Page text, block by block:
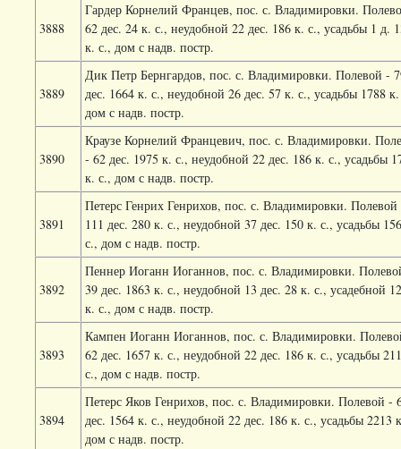
3888
Гардер Корнелий Францев, пос. с. Владимировки.
62 дес. 24 к. с., неудобной 22 дес. 186 к. с., усадьбы 1 д.
к. с., дом с надв. постр.
3889
Дик Петр Бернгардов, пос. с. Владимировки. Полевой -
дес. 1664 к. с., неудобной 26 дес. 57 к. с., усадьбы 1788
дом с надв. постр.
3890
Краузе Корнелий Францевич, пос. с. Владимировки.
- 62 дес. 1975 к. с., неудобной 22 дес. 186 к. с., усадьбы
к. с., дом с надв. постр.
3891
Петерс Генрих Генрихов, пос. с. Владимировки. Полевой
111 дес. 280 к. с., неудобной 37 дес. 150 к. с., усадьбы
с., дом с надв. постр.
3892
Пеннер Иоганн Иоганнов, пос. с. Владимировки.
39 дес. 1863 к. с., неудобной 13 дес. 28 к. с., усадебной
к. с., дом с надв. постр.
3893
Кампен Иоганн Иоганнов, пос. с. Владимировки.
62 дес. 1657 к. с., неудобной 22 дес. 186 к. с., усадьбы
с., дом с надв. постр.
3894
Петерс Яков Генрихов, пос. с. Владимировки. Полевой -
дес. 1564 к. с., неудобной 22 дес. 186 к. с., усадьбы 2213
дом с надв. постр.